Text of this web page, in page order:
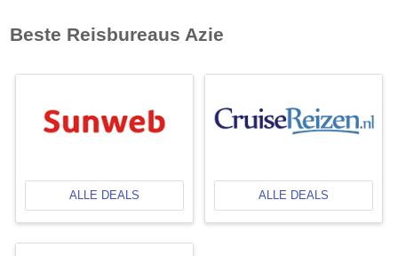
Beste Reisbureaus Azie
ALLE DEALS ALLE DEALS